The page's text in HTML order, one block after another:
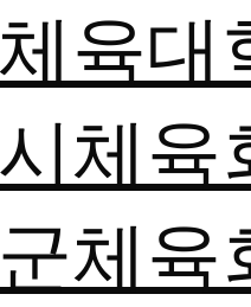
육대
체육
체육